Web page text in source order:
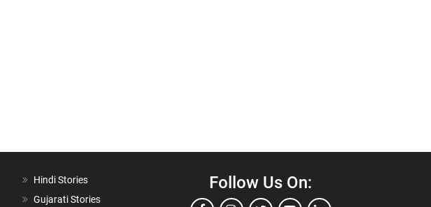
Hindi Stories
Gujarati Stories
Follow Us On: